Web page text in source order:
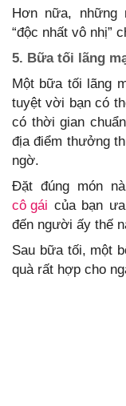
Hơn nữa, những
“độc nhất vô nhị”
5. Bữa tối lãng
Một bữa tối lãng
tuyệt vời bạn có
có thời gian
địa điểm thưởng
ngờ.
Đặt đúng món
cô gái của bạn
đến người ấy thế
Sau bữa tối, một
quà rất hợp cho